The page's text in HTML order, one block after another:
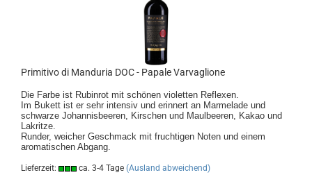
Primitivo di Manduria DOC - Papale Varvaglione
Die Farbe ist Rubinrot mit schönen violetten Reflexen.
Im Bukett ist er sehr intensiv und erinnert an Marmelade und
schwarze Johannisbeeren, Kirschen und Maulbeeren, Kakao und
Lakritze.
Runder, weicher Geschmack mit fruchtigen Noten und einem
aromatischen Abgang.
Lieferzeit: ca. 3-4 Tage (Ausland abweichend)